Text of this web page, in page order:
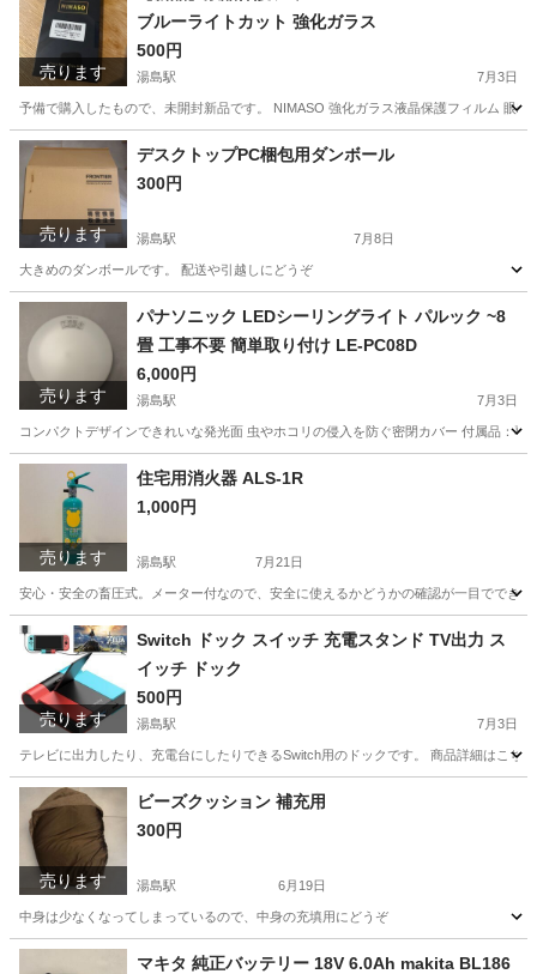
売ります
ブルーライトカット 強化ガラス
500円
湯島駅 7月3日
予備で購入したもので、未開封新品です。 NIMASO 強化ガラス液晶保護フィルム 眼
東京 文京区 湯島駅 生活雑貨 予備
売ります
デスクトップPC梱包用ダンボール
300円
湯島駅 7月8日
大きめのダンボールです。 配送や引越しにどうぞ
東京 文京区 湯島駅 その他 ダンボール
売ります
パナソニック LEDシーリングライト パルック ~8
畳 工事不要 簡単取り付け LE-PC08D
6,000円
湯島駅 7月3日
コンパクトデザインできれいな発光面 虫やホコリの侵入を防ぐ密閉カバー 付属品：
東京 文京区 湯島駅 照明器具
売ります
住宅用消火器 ALS-1R
1,000円
湯島駅 7月21日
安心・安全の畜圧式。メーター付なので、安全に使えるかどうかの確認が一目ででき
東京 文京区 その他 消火器
売ります
Switch ドック スイッチ 充電スタンド TV出力 ス
イッチ ドック
500円
湯島駅 7月3日
テレビに出力したり、充電台にしたりできるSwitch用のドックです。 商品詳細はこち
東京 文京区 湯島駅 テレビゲーム
売ります
ビーズクッション 補充用
300円
湯島駅 6月19日
中身は少なくなってしまっているので、中身の充填用にどうぞ
東京 文京区 湯島駅 ソファ
マキタ 純正バッテリー 18V 6.0Ah makita BL186